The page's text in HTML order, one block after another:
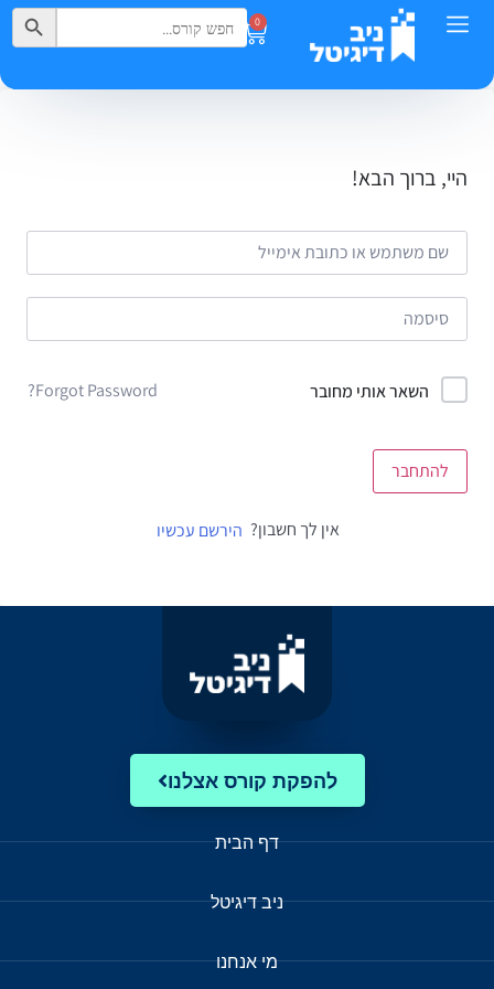
0
Search
for:
Search Button
היי, ברוך הבא!
השאר אותי מחובר Forgot Password?
להתחבר
אין לך חשבון? הירשם עכשיו
להפקת קורס אצלנו
דף הבית
ניב דיגיטל
מי אנחנו